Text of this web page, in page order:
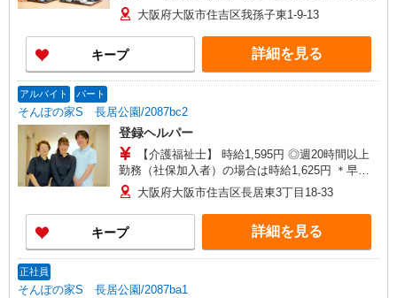
345万円〜 【初任者研修・無資格】 月給：
249,700円 年収例：338万円〜 ※職務手当、働き
がい向上手当、日祝手当（月平均2回分）、夜勤手
当（月平均5回分）等、毎月平均的に支払われる手
当を含みます。 ※介護福祉士のみ、特別職務手当
分〜） ◎賞与 基本給2.08ヶ月分/年支給
大阪府大阪市住吉区我孫子東1-9-13
キープ 詳細を見る
アルバイト パート
そんぽの家S 長居公園/2087bc2
登録ヘルパー
【介護福祉士】 時給1,595円 ◎週20時間以上
勤務（社保加入者）の場合は時給1,625円 ＊早朝
夜間（〜8:00、18:00〜）：時給1,994円〜 ＊日曜
祝日：時給1,895円〜 【実務者研修・初任者研修
（ヘルパー1級・2級）】 時給1,515円 ◎週20時間
以上勤務（社保加入者）の場合は時給1,545円 ＊
早朝夜間（〜8:00、18:00〜）：時給1,894円〜 ＊
が同時給 ◎キャンセル手当：職務時給の60％支給
大阪府大阪市住吉区長居東3丁目18-33
キープ 詳細を見る
正社員
そんぽの家S 長居公園/2087ba1